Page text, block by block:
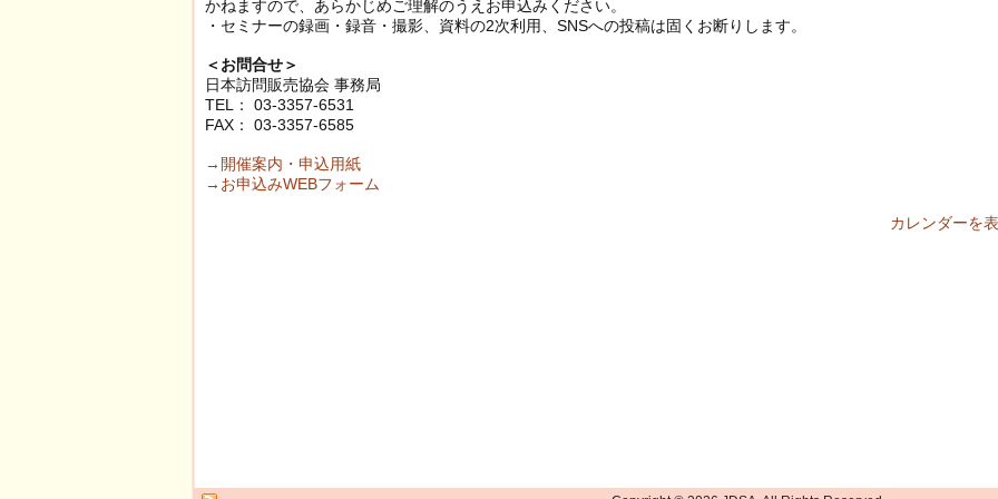
かねますので、あらかじめご理解のうえお申込みください。
・セミナーの録画・録音・撮影、資料の2次利用、SNSへの投稿は固くお断りします。
＜お問合せ＞
日本訪問販売協会 事務局
TEL： 03-3357-6531
FAX： 03-3357-6585
→開催案内・申込用紙
→お申込みWEBフォーム
カレンダーを